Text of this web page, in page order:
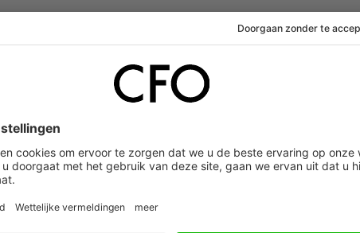
alle opties te bekijken zoals een beursgang of een verkoop.
voor te bereiden en uit te voeren.
te verkopen aan branchegenoot KD Pharma uit
over naar een nieuwe eigenaar. Het gaat om het
dat vorig jaar goed was voor 170 miljoen euro omzet. Het
komende jaren sneller te willen groeien door prioriteit te geven